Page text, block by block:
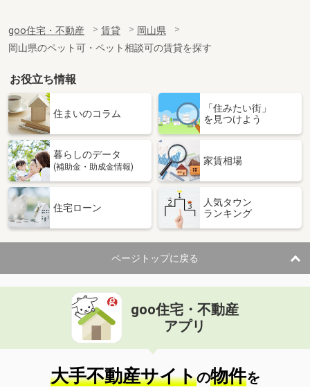
専有面積
22.7m²
間取り
1K
岡山県岡山市北区大和町１丁目
価 格
6.20万円
岡山県岡山市北区大和町１丁目
専有面積 26.38m²
間取り
岡山県岡山市北区三門東町
住 所
岡山県岡山市北区三門東町
専有面積 26.8m²
間取り
1K
岡山県岡山市北区島田本町１丁目
価 格
住 所
岡山県岡山市北区島田本町１丁目
専有面積 21.23m²
間取り
1K
goo住宅・不動産 賃貸
岡山県
岡山県のペット可・ペット相談可の賃貸を探す
お役立ち情報
住まいのコラム
「住みたい街」
を見つけよう
暮らしのデータ
(補助金・助成金情報)
家賃相場
住宅ローン
人気タウン
ランキング
ページトップに戻る
goo住宅・不動産
アプリ
大手不動産サイトの物件を